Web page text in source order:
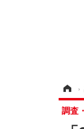
›
調査